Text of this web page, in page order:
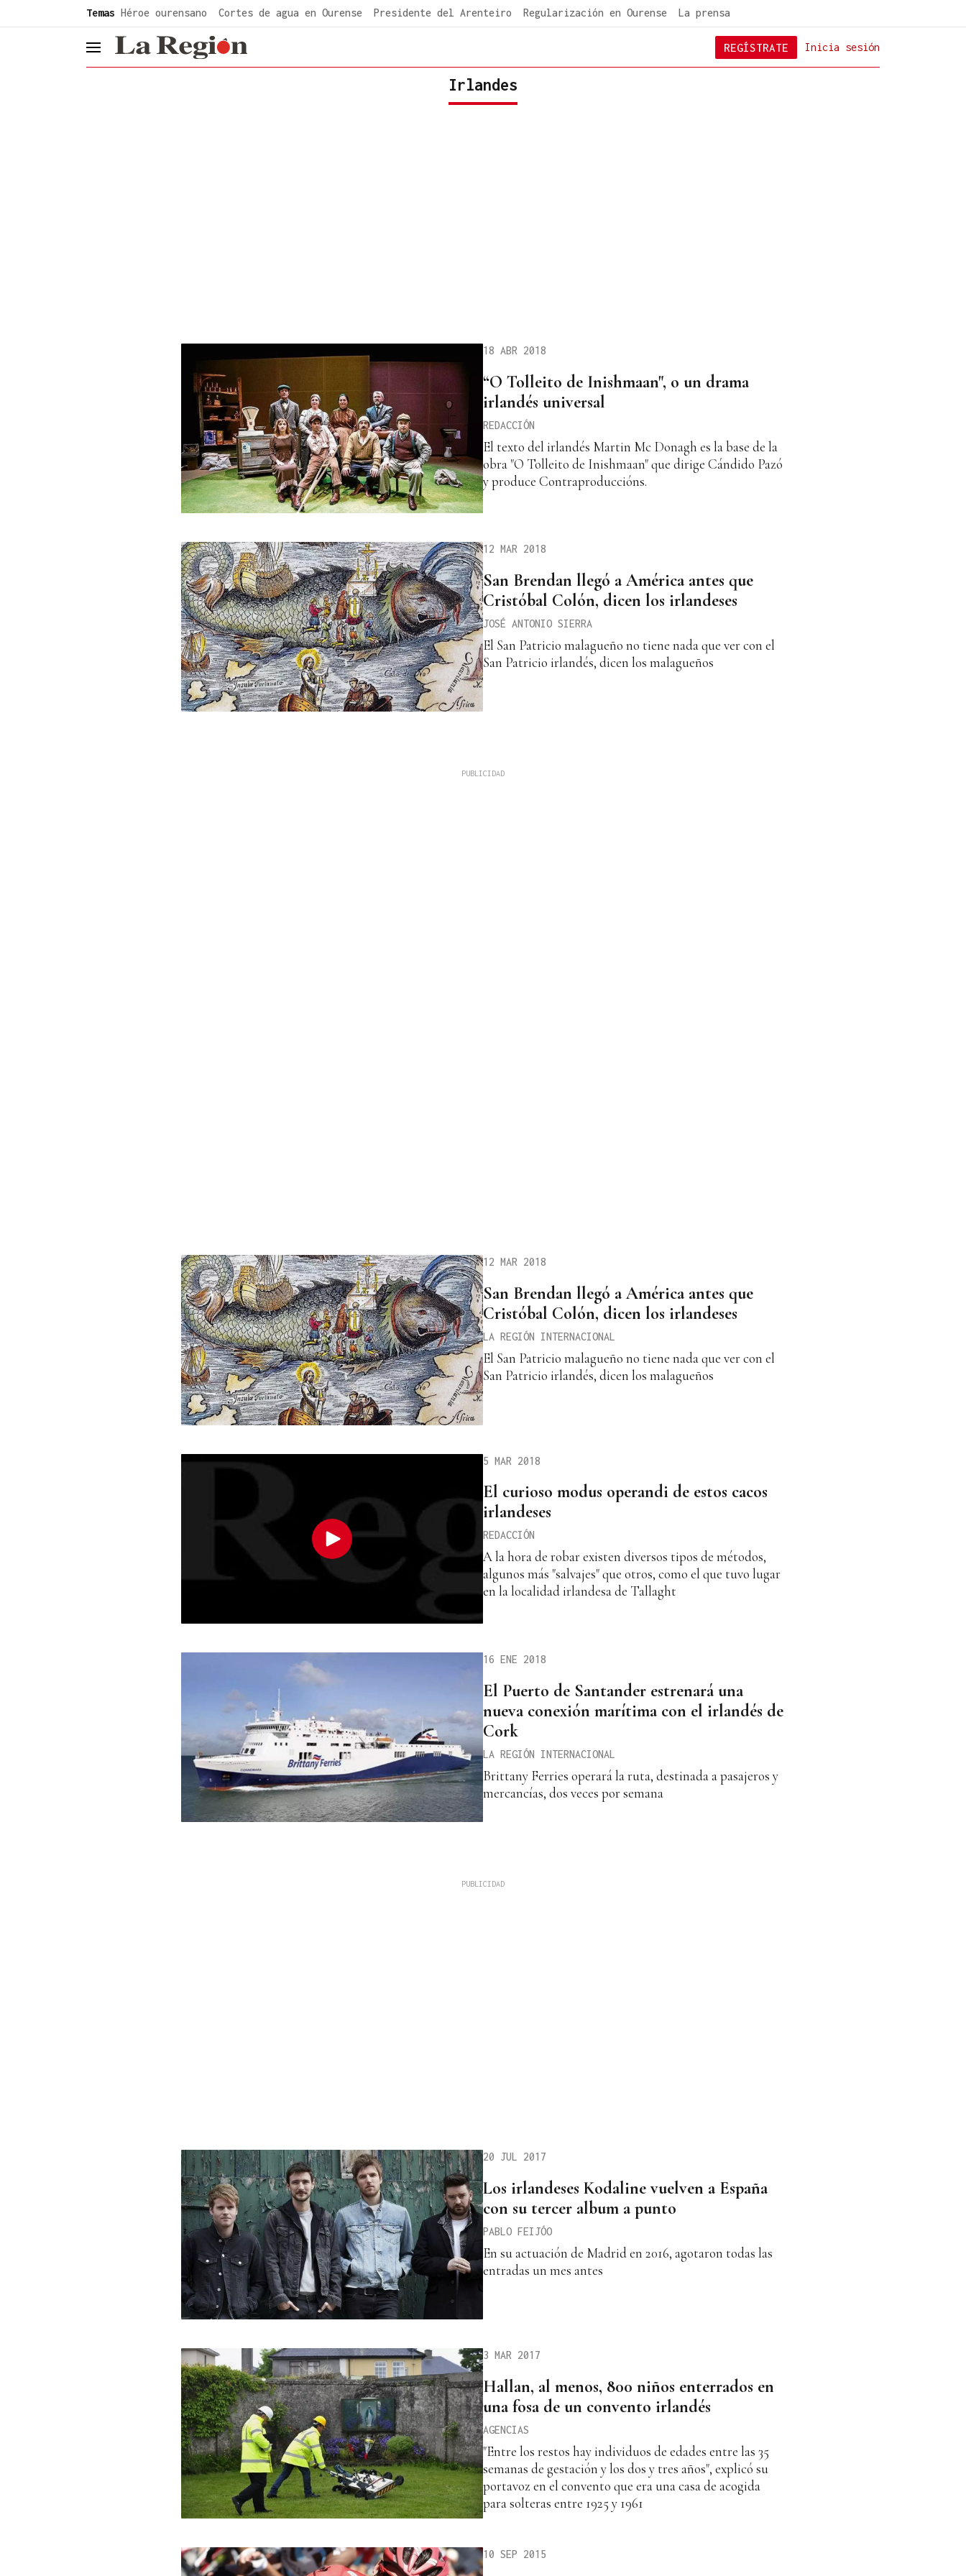
Temas Héroe ourensano Cortes de agua en Ourense Presidente del Arenteiro Regularización en Ourense La prensa
header.menu.open Inicia sesión
REGÍSTRATE
Irlandes
18 ABR 2018
“O Tolleito de Inishmaan", o un drama
irlandés universal
REDACCIÓN
El texto del irlandés Martin Mc Donagh es la base de la
obra "O Tolleito de Inishmaan" que dirige Cándido Pazó
y produce Contraproduccións.
12 MAR 2018
San Brendan llegó a América antes que
Cristóbal Colón, dicen los irlandeses
JOSÉ ANTONIO SIERRA
El San Patricio malagueño no tiene nada que ver con el
San Patricio irlandés, dicen los malagueños
12 MAR 2018
San Brendan llegó a América antes que
Cristóbal Colón, dicen los irlandeses
LA REGIÓN INTERNACIONAL
El San Patricio malagueño no tiene nada que ver con el
San Patricio irlandés, dicen los malagueños
5 MAR 2018
El curioso modus operandi de estos cacos
irlandeses
REDACCIÓN
A la hora de robar existen diversos tipos de métodos,
algunos más "salvajes" que otros, como el que tuvo lugar
en la localidad irlandesa de Tallaght
16 ENE 2018
El Puerto de Santander estrenará una
nueva conexión marítima con el irlandés de
Cork
LA REGIÓN INTERNACIONAL
Brittany Ferries operará la ruta, destinada a pasajeros y
mercancías, dos veces por semana
20 JUL 2017
Los irlandeses Kodaline vuelven a España
con su tercer album a punto
PABLO FEIJÓO
En su actuación de Madrid en 2016, agotaron todas las
entradas un mes antes
3 MAR 2017
Hallan, al menos, 800 niños enterrados en
una fosa de un convento irlandés
AGENCIAS
"Entre los restos hay individuos de edades entre las 35
semanas de gestación y los dos y tres años", explicó su
portavoz en el convento que era una casa de acogida
para solteras entre 1925 y 1961
10 SEP 2015